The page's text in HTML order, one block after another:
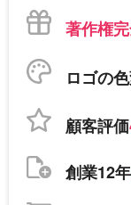
著作権
ロゴの
顧客評価
創業12年